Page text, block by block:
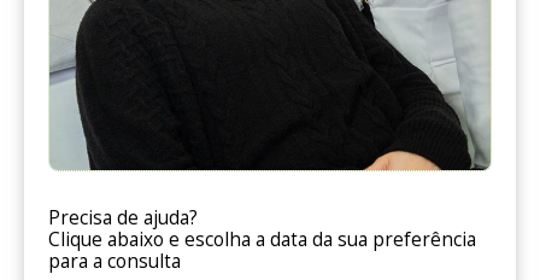
Precisa de ajuda?
Clique abaixo e escolha a data da sua preferência
para a consulta